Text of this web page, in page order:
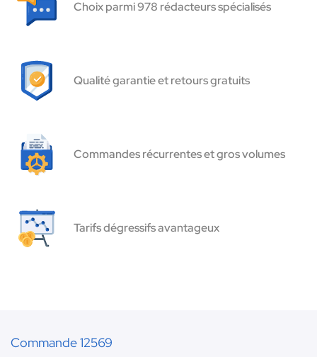
Choix parmi 978 rédacteurs spécialisés
Qualité garantie et retours gratuits
Commandes récurrentes et gros volumes
Tarifs dégressifs avantageux
Commande 12569